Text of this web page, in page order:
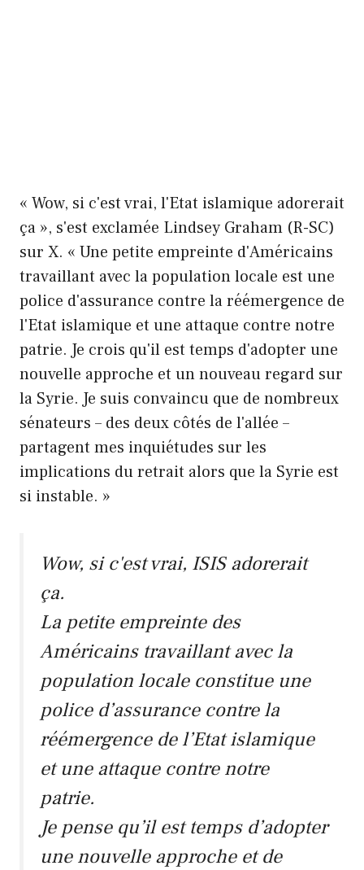
« Wow, si c'est vrai, l'Etat islamique adorerait
ça », s'est exclamée Lindsey Graham (R-SC)
sur X. « Une petite empreinte d'Américains
travaillant avec la population locale est une
police d'assurance contre la réémergence de
l'Etat islamique et une attaque contre notre
patrie. Je crois qu'il est temps d'adopter une
nouvelle approche et un nouveau regard sur
la Syrie. Je suis convaincu que de nombreux
sénateurs – des deux côtés de l'allée –
partagent mes inquiétudes sur les
implications du retrait alors que la Syrie est
si instable. »
Wow, si c'est vrai, ISIS adorerait
ça.
La petite empreinte des
Américains travaillant avec la
population locale constitue une
police d’assurance contre la
réémergence de l’Etat islamique
et une attaque contre notre
patrie.
Je pense qu’il est temps d’adopter
une nouvelle approche et de